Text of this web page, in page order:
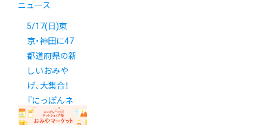
ニュース
5/17(日)東
京・神田に47
都道府県の新
しいおみや
げ、大集合！
『にっぽんネ
ットショップ